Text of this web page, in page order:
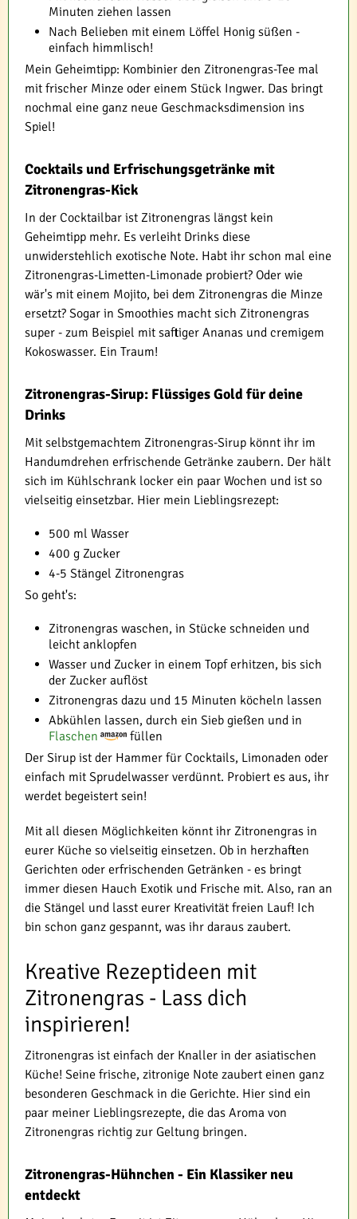
Minuten ziehen lassen
Nach Belieben mit einem Löffel Honig süßen -
einfach himmlisch!
Mein Geheimtipp: Kombinier den Zitronengras-Tee mal
mit frischer Minze oder einem Stück Ingwer. Das bringt
nochmal eine ganz neue Geschmacksdimension ins
Spiel!
Cocktails und Erfrischungsgetränke mit
Zitronengras-Kick
In der Cocktailbar ist Zitronengras längst kein
Geheimtipp mehr. Es verleiht Drinks diese
unwiderstehlich exotische Note. Habt ihr schon mal eine
Zitronengras-Limetten-Limonade probiert? Oder wie
wär's mit einem Mojito, bei dem Zitronengras die Minze
ersetzt? Sogar in Smoothies macht sich Zitronengras
super - zum Beispiel mit saftiger Ananas und cremigem
Kokoswasser. Ein Traum!
Zitronengras-Sirup: Flüssiges Gold für deine
Drinks
Mit selbstgemachtem Zitronengras-Sirup könnt ihr im
Handumdrehen erfrischende Getränke zaubern. Der hält
sich im Kühlschrank locker ein paar Wochen und ist so
vielseitig einsetzbar. Hier mein Lieblingsrezept:
500 ml Wasser
400 g Zucker
4-5 Stängel Zitronengras
So geht's:
Zitronengras waschen, in Stücke schneiden und
leicht anklopfen
Wasser und Zucker in einem Topf erhitzen, bis sich
der Zucker auflöst
Zitronengras dazu und 15 Minuten köcheln lassen
Abkühlen lassen, durch ein Sieb gießen und in
Flaschen
füllen
Der Sirup ist der Hammer für Cocktails, Limonaden oder
einfach mit Sprudelwasser verdünnt. Probiert es aus, ihr
werdet begeistert sein!
Mit all diesen Möglichkeiten könnt ihr Zitronengras in
eurer Küche so vielseitig einsetzen. Ob in herzhaften
Gerichten oder erfrischenden Getränken - es bringt
immer diesen Hauch Exotik und Frische mit. Also, ran an
die Stängel und lasst eurer Kreativität freien Lauf! Ich
bin schon ganz gespannt, was ihr daraus zaubert.
Kreative Rezeptideen mit
Zitronengras - Lass dich
inspirieren!
Zitronengras ist einfach der Knaller in der asiatischen
Küche! Seine frische, zitronige Note zaubert einen ganz
besonderen Geschmack in die Gerichte. Hier sind ein
paar meiner Lieblingsrezepte, die das Aroma von
Zitronengras richtig zur Geltung bringen.
Zitronengras-Hühnchen - Ein Klassiker neu
entdeckt